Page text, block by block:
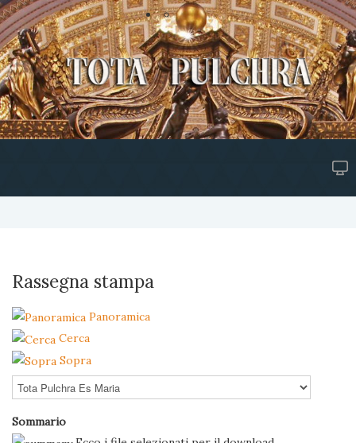
Rassegna stampa
Panoramica
Cerca
Sopra
Sommario